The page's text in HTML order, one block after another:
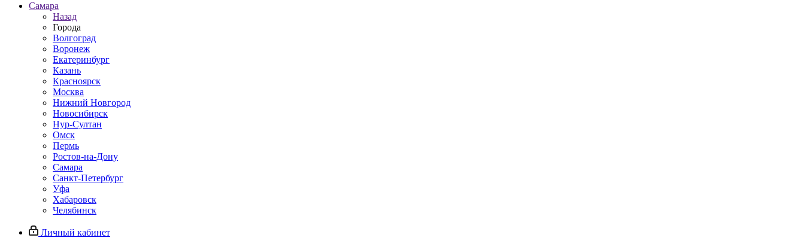
Самара
Назад
Города
Волгоград
Воронеж
Екатеринбург
Казань
Красноярск
Москва
Нижний Новгород
Новосибирск
Нур-Султан
Омск
Пермь
Ростов-на-Дону
Самара
Санкт-Петербург
Уфа
Хабаровск
Челябинск
Личный кабинет